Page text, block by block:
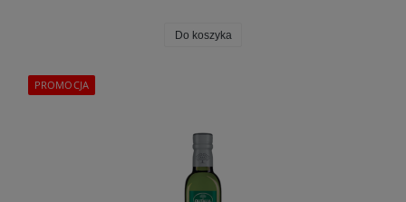
Do koszyka
PROMOCJA